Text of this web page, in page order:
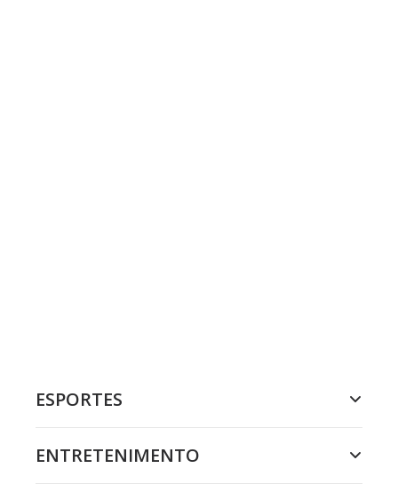
ESPORTES
ENTRETENIMENTO